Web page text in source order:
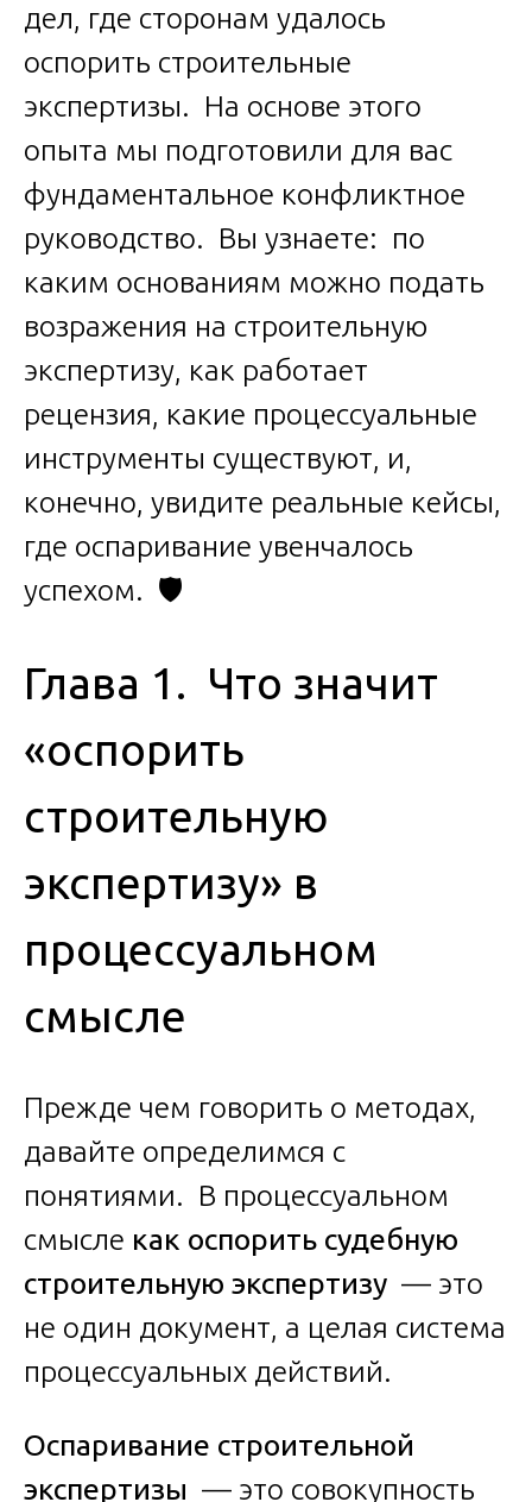
дел, где сторонам удалось
оспорить строительные
экспертизы. На основе этого
опыта мы подготовили для вас
фундаментальное конфликтное
руководство. Вы узнаете: по
каким основаниям можно подать
возражения на строительную
экспертизу, как работает
рецензия, какие процессуальные
инструменты существуют, и,
конечно, увидите реальные кейсы,
где оспаривание увенчалось
успехом. 🛡️
Глава 1. Что значит
«оспорить
строительную
экспертизу» в
процессуальном
смысле
Прежде чем говорить о методах,
давайте определимся с
понятиями. В процессуальном
смысле как оспорить судебную
строительную экспертизу — это
не один документ, а целая система
процессуальных действий.
Оспаривание строительной
экспертизы — это совокупность